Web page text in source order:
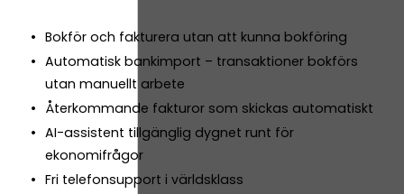
Bokför och fakturera utan att kunna bokföring
Automatisk bankimport – transaktioner bokförs
utan manuellt arbete
Återkommande fakturor som skickas automatiskt
AI-assistent tillgänglig dygnet runt för
ekonomifrågor
Fri telefonsupport i världsklass